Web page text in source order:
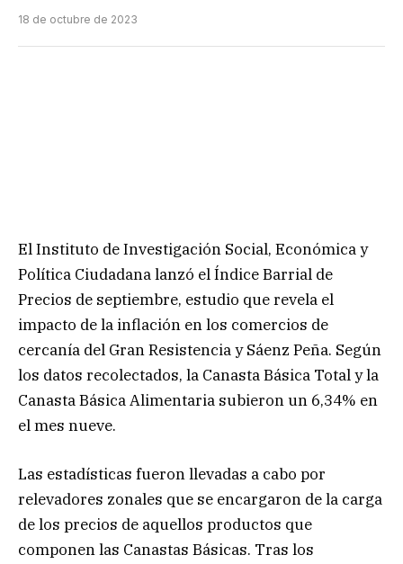
18 de octubre de 2023
El Instituto de Investigación Social, Económica y
Política Ciudadana lanzó el Índice Barrial de
Precios de septiembre, estudio que revela el
impacto de la inflación en los comercios de
cercanía del Gran Resistencia y Sáenz Peña. Según
los datos recolectados, la Canasta Básica Total y la
Canasta Básica Alimentaria subieron un 6,34% en
el mes nueve.
Las estadísticas fueron llevadas a cabo por
relevadores zonales que se encargaron de la carga
de los precios de aquellos productos que
componen las Canastas Básicas. Tras los